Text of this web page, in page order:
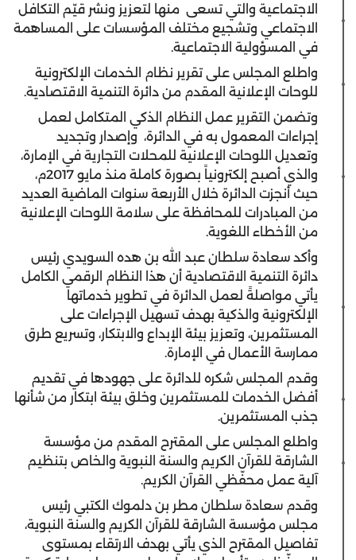
الاجتماعية والتي تسعى منها لتعزيز ونشر قيّم التكافل
الاجتماعي وتشجيع مختلف المؤسسات على المساهمة
في المسؤولية الاجتماعية.
واطلع المجلس على تقرير نظام الخدمات الإلكترونية
للوحات الإعلانية المقدم من دائرة التنمية الاقتصادية.
وتضمن التقرير عمل النظام الذكي المتكامل لعمل
إجراءات المعمول به في الدائرة، وإصدار وتجديد
وتعديل اللوحات الإعلانية للمحلات التجارية في الإمارة،
والذي أصبح إلكترونياً بصورة كاملة منذ مايو 2017م،
حيث أنجزت الدائرة خلال الأربعة سنوات الماضية العديد
من المبادرات للمحافظة على سلامة اللوحات الإعلانية
من الأخطاء اللغوية.
وأكد سعادة سلطان عبد الله بن هده السويدي رئيس
دائرة التنمية الاقتصادية أن هذا النظام الرقمي الكامل
يأتي مواصلةً لعمل الدائرة في تطوير خدماتها
الإلكترونية والذكية بهدف تسهيل الإجراءات على
المستثمرين، وتعزيز بيئة الإبداع والابتكار، وتسريع طرق
ممارسة الأعمال في الإمارة.
وقدم المجلس شكره للدائرة على جهودها في تقديم
أفضل الخدمات للمستثمرين وخلق بيئة ابتكار من شأنها
جذب المستثمرين.
واطلع المجلس على المقترح المقدم من مؤسسة
الشارقة للقرآن الكريم والسنة النبوية والخاص بتنظيم
آلية عمل محفّظي القرآن الكريم.
وقدم سعادة سلطان مطر بن دلموك الكتبي رئيس
مجلس مؤسسة الشارقة للقرآن الكريم والسنة النبوية،
تفاصيل المقترح الذي يأتي بهدف الارتقاء بمستوى